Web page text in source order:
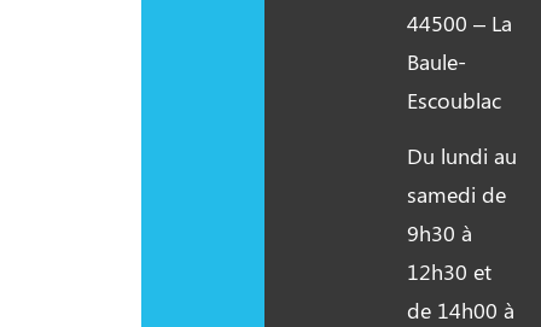
44500 – La
Baule-
Escoublac
Du lundi au
samedi de
9h30 à
12h30 et
de 14h00 à